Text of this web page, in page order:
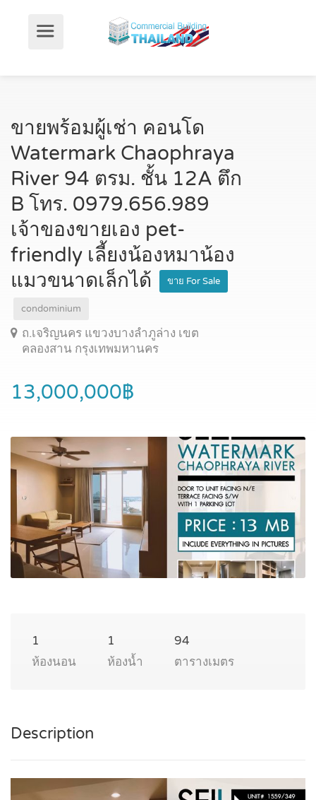
ขายพร้อมผู้เช่า คอนโด
Watermark Chaophraya
River 94 ตรม. ชั้น 12A ตึก
B โทร. 0979.656.989
เจ้าของขายเอง pet-
friendly เลี้ยงน้องหมาน้อง
แมวขนาดเล็กได้
ขาย For Sale
condominium
ถ.เจริญนคร แขวงบางลำภูล่าง เขต
คลองสาน กรุงเทพมหานคร
13,000,000฿
1
ห้องนอน
1
ห้องน้ำ
94
ตารางเมตร
Description